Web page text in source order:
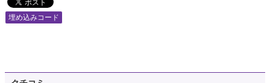
埋め込みコード